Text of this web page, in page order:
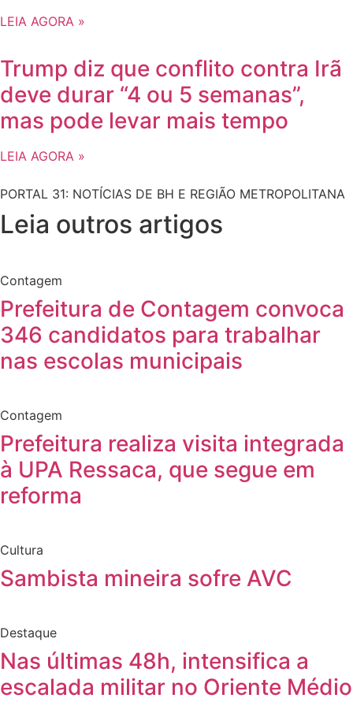
LEIA AGORA »
Trump diz que conflito contra Irã
deve durar “4 ou 5 semanas”,
mas pode levar mais tempo
LEIA AGORA »
PORTAL 31: NOTÍCIAS DE BH E REGIÃO METROPOLITANA
Leia outros artigos
Contagem
Prefeitura de Contagem convoca
346 candidatos para trabalhar
nas escolas municipais
Contagem
Prefeitura realiza visita integrada
à UPA Ressaca, que segue em
reforma
Cultura
Sambista mineira sofre AVC
Destaque
Nas últimas 48h, intensifica a
escalada militar no Oriente Médio